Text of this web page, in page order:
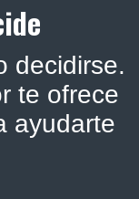
decidirse.
te ofrece
ayudarte